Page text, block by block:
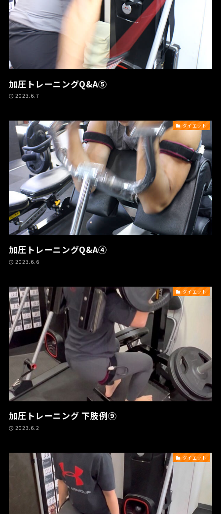
加圧トレーニングQ&A⑤
2023.6.7
ダイエット
加圧トレーニングQ&A④
2023.6.6
ダイエット
加圧トレーニング 下肢例⑨
2023.6.2
ダイエット